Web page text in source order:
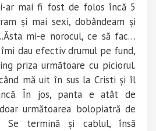
ar mai fi fost de folos încă 5
și mai sexi, dobândeam și
mi-e norocul, ce să fac…
dau efectiv drumul pe fund,
priza următoare cu piciorul.
mă uit în sus la Cristi și îl
În jos, panta e atât de
următoarea bolopiatră de
Se termină și cablul, însă